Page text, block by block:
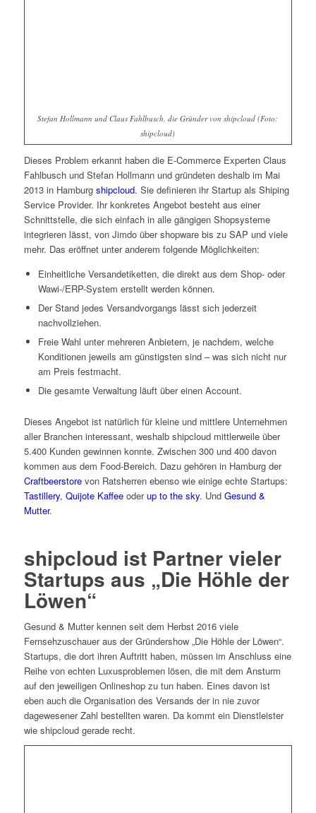
Stefan Hollmann und Claus Fahlbusch, die Gründer von shipcloud (Foto:
shipcloud)
Dieses Problem erkannt haben die E-Commerce Experten Claus
Fahlbusch und Stefan Hollmann und gründeten deshalb im Mai
2013 in Hamburg shipcloud. Sie definieren ihr Startup als Shiping
Service Provider. Ihr konkretes Angebot besteht aus einer
Schnittstelle, die sich einfach in alle gängigen Shopsysteme
integrieren lässt, von Jimdo über shopware bis zu SAP und viele
mehr. Das eröffnet unter anderem folgende Möglichkeiten:
Einheitliche Versandetiketten, die direkt aus dem Shop- oder
Wawi-/ERP-System erstellt werden können.
Der Stand jedes Versandvorgangs lässt sich jederzeit
nachvollziehen.
Freie Wahl unter mehreren Anbietern, je nachdem, welche
Konditionen jeweils am günstigsten sind – was sich nicht nur
am Preis festmacht.
Die gesamte Verwaltung läuft über einen Account.
Dieses Angebot ist natürlich für kleine und mittlere Unternehmen
aller Branchen interessant, weshalb shipcloud mittlerweile über
5.400 Kunden gewinnen konnte. Zwischen 300 und 400 davon
kommen aus dem Food-Bereich. Dazu gehören in Hamburg der
Craftbeerstorevon Ratsherren ebenso wie einige echte Startups:
Tastillery, Quijote Kaffeeoderup to the sky. Und Gesund &
Mutter.
shipcloud ist Partner vieler
Startups aus „Die Höhle der
Löwen“
Gesund & Mutter kennen seit dem Herbst 2016 viele
Fernsehzuschauer aus der Gründershow „Die Höhle der Löwen“.
Startups, die dort ihren Auftritt haben, müssen im Anschluss eine
Reihe von echten Luxusproblemen lösen, die mit dem Ansturm
auf den jeweiligen Onlineshop zu tun haben. Eines davon ist
eben auch die Organisation des Versands der in nie zuvor
dagewesener Zahl bestellten waren. Da kommt ein Dienstleister
wie shipcloud gerade recht.